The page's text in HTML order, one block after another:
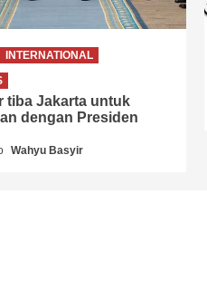
INTERNATIONAL
tiba Jakarta untuk
dengan Presiden
Wahyu Basyir